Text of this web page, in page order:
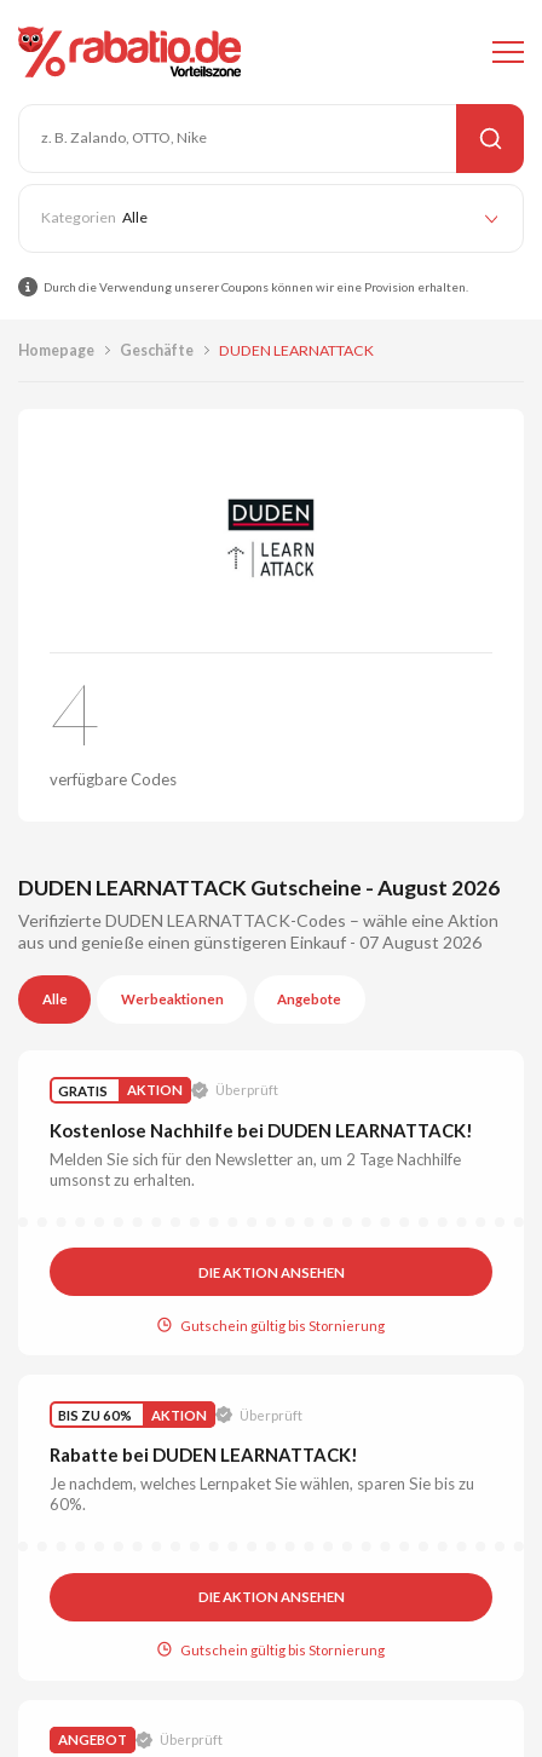
Alle
Durch die Verwendung unserer Coupons können wir eine Provision erhalten.
Homepage Geschäfte DUDEN LEARNATTACK
4
verfügbare Codes
DUDEN LEARNATTACK Gutscheine - August 2026
Verifizierte DUDEN LEARNATTACK-Codes – wähle eine Aktion
aus und genieße einen günstigeren Einkauf - 07 August 2026
Alle Werbeaktionen Angebote
GRATIS AKTION Überprüft
Kostenlose Nachhilfe bei DUDEN LEARNATTACK!
Melden Sie sich für den Newsletter an, um 2 Tage Nachhilfe
umsonst zu erhalten.
DIE AKTION ANSEHEN
Gutschein gültig bis Stornierung
BIS ZU 60% AKTION Überprüft
Rabatte bei DUDEN LEARNATTACK!
Je nachdem, welches Lernpaket Sie wählen, sparen Sie bis zu
60%.
DIE AKTION ANSEHEN
Gutschein gültig bis Stornierung
ANGEBOT Überprüft